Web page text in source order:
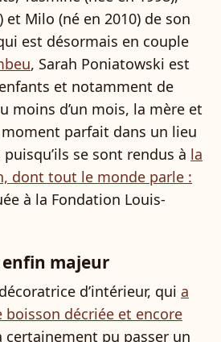
et Milo (né en 2010) de son
est désormais en couple
, Sarah Poniatowski est
et notamment de
moins d’un mois, la mère et
parfait dans un lieu
se sont rendus à la
dont tout le monde parle :
à la Fondation Louis-
majeur
d’intérieur, qui a
décriée et encore
certainement pu passer un